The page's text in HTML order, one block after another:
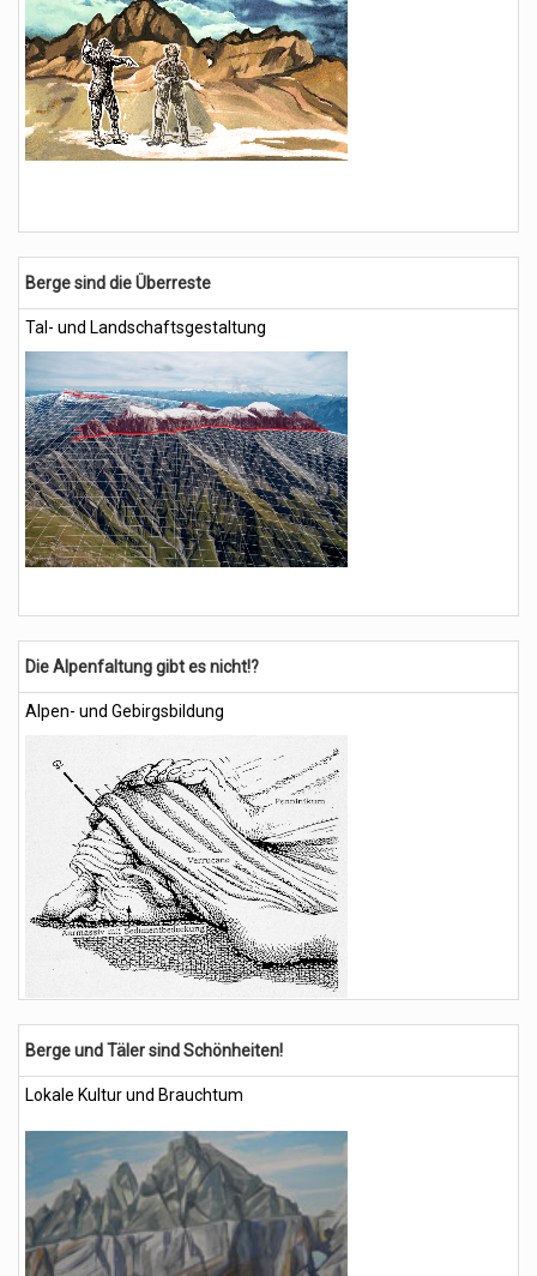
Berge sind die Überreste
Ta l- und Landschaftsgestaltung
Die Alpenfaltung gibt es nicht!?
Alpen- und Gebirgsbildung
Berge und Täler sind Schönheiten!
Lokale Kultur und Brauchtum